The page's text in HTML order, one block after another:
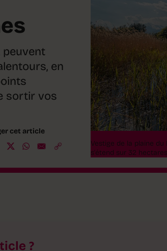
peuvent
en
sortir vos
cet article
Vestige de la plaine du
s'étend sur 32
?